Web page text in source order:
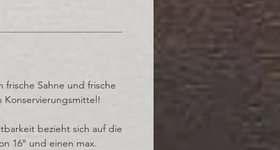
frische Sahne und frische
bezieht sich auf die
16° und einen max.